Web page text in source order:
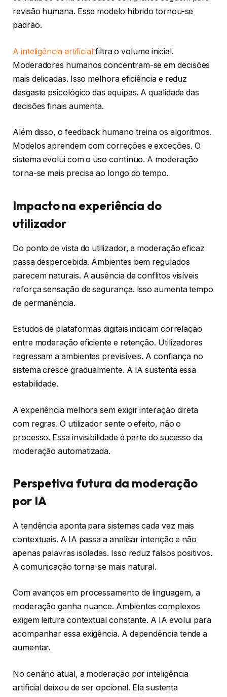
revisão humana. Esse modelo híbrido tornou-se
padrão.
A inteligência artificial filtra o volume inicial.
Moderadores humanos concentram-se em decisões
mais delicadas. Isso melhora eficiência e reduz
desgaste psicológico das equipas. A qualidade das
decisões finais aumenta.
Além disso, o feedback humano treina os algoritmos.
Modelos aprendem com correções e exceções. O
sistema evolui com o uso contínuo. A moderação
torna-se mais precisa ao longo do tempo.
Impacto na experiência do
utilizador
Do ponto de vista do utilizador, a moderação eficaz
passa despercebida. Ambientes bem regulados
parecem naturais. A ausência de conflitos visíveis
reforça sensação de segurança. Isso aumenta tempo
de permanência.
Estudos de plataformas digitais indicam correlação
entre moderação eficiente e retenção. Utilizadores
regressam a ambientes previsíveis. A confiança no
sistema cresce gradualmente. A IA sustenta essa
estabilidade.
A experiência melhora sem exigir interação direta
com regras. O utilizador sente o efeito, não o
processo. Essa invisibilidade é parte do sucesso da
moderação automatizada.
Perspetiva futura da moderação
por IA
A tendência aponta para sistemas cada vez mais
contextuais. A IA passa a analisar intenção e não
apenas palavras isoladas. Isso reduz falsos positivos.
A comunicação torna-se mais natural.
Com avanços em processamento de linguagem, a
moderação ganha nuance. Ambientes complexos
exigem leitura contextual constante. A IA evolui para
acompanhar essa exigência. A dependência tende a
aumentar.
No cenário atual, a moderação por inteligência
artificial deixou de ser opcional. Ela sustenta